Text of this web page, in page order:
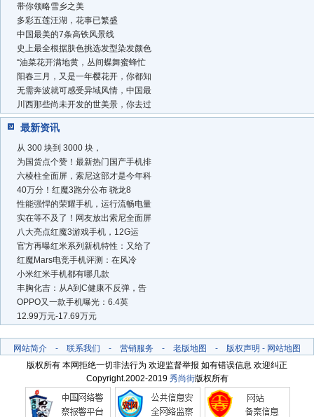
带你领略雪乡之美
多彩五莲汪湖，花事已繁盛
中国最美的7条高铁风景线
史上最全根据肤色挑选发型染发颜色
“油菜花开满地黄，丛间蝶舞蜜蜂忙
阳春三月，又是一年樱花开，你都知
无需奔波就可感受异域风情，中国最
川西那些尚未开发的世美景，你去过
最新资讯
从 300 块到 3000 块，
为国货点个赞！最新热门国产手机排
六棱柱全面屏，索尼这部才是今年科
40万分！红魔3跑分公布 骁龙8
性能强悍的荣耀手机，运行流畅电量
实在等不及了！网友放出索尼全面屏
八大亮点红魔3游戏手机，12G运
官方再曝红米系列新机特性：又给了
红魔Mars电竞手机评测：在风冷
小米红米手机都有哪几款
丰胸化吉：从A到C健康不反弹，告
OPPO又一款手机曝光：6.4英
12.99万元-17.69万元
网站简介 - 联系我们 - 营销服务 - 老版地图 - 版权声明 - 网站地图
版权所有 本网拒绝一切非法行为 欢迎监督举报 如有错误信息 欢迎纠正
Copyright.2002-2019 秀尚街版权所有